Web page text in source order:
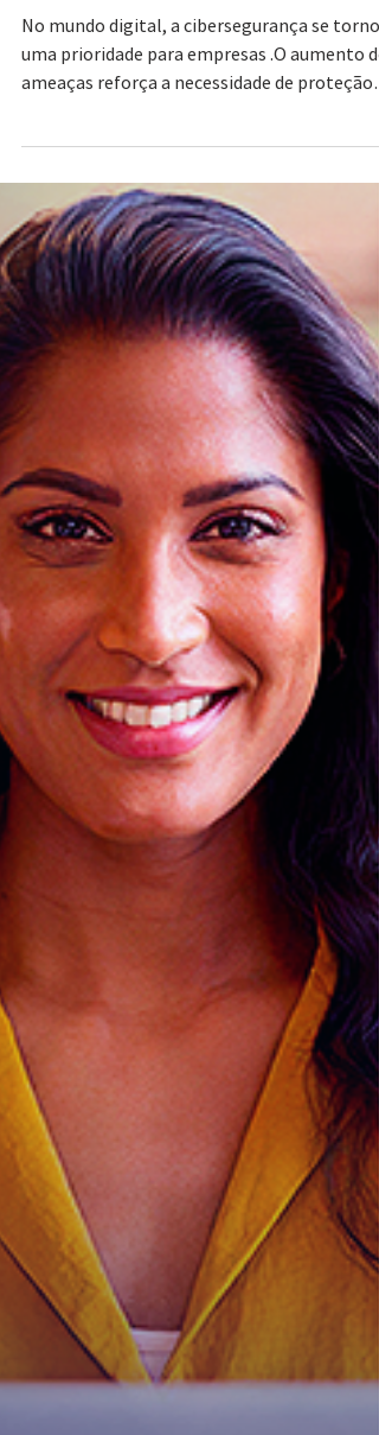
para empresas da Ávato
No mundo digital, a cibersegurança se tornou